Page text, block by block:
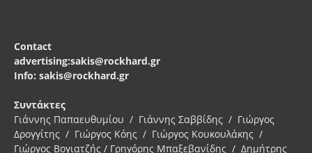
Contact
advertising:sakis@rockhard.gr
Info: sakis@rockhard.gr
Συντάκτες
Γιάννης Παπαευθυμίου / Γιάννης Σαββίδης / Γιώργος
Δρογγίτης / Γιώργος Κόης / Γιώργος Κουκουλάκης /
Γιώργος Βογιατζής / Γρηγόρης Μπαξεβανίδης / Δημήτρης